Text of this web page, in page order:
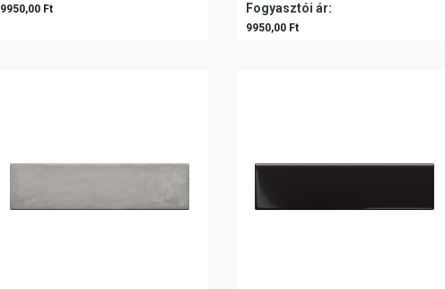
9950,00 Ft Fogyasztói ár:
9950,00 Ft